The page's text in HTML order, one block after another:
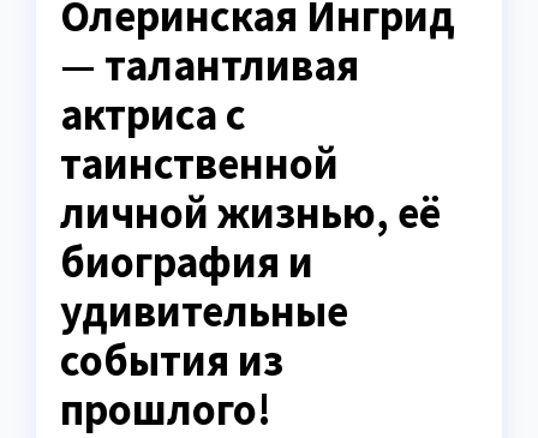
Олеринская Ингрид
— талантливая
актриса с
таинственной
личной жизнью, её
биография и
удивительные
события из
прошлого!